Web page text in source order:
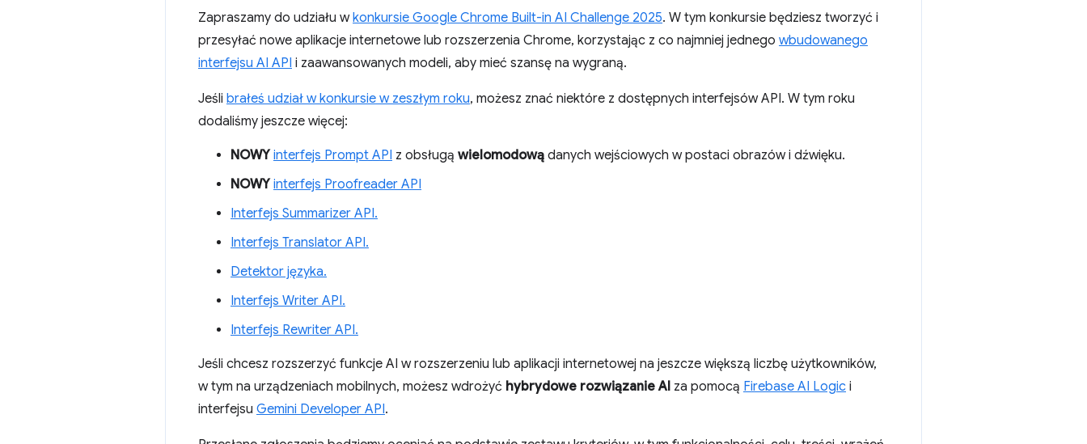
Zapraszamy do udziału wkonkursie Google Chrome Built-in AI Challenge 2025. W tym konkursie będziesz tworzyć i
przesyłać nowe aplikacje internetowe lub rozszerzenia Chrome, korzystając z co najmniej jednego wbudowanego
interfejsu AI API i zaawansowanych modeli, aby mieć szansę na wygraną.
Jeśli brałeś udział w konkursie w zeszłym roku, możesz znać niektóre z dostępnych interfejsów API. W tym roku
dodaliśmy jeszcze więcej:
NOWY interfejs Prompt API z obsługą wielomodową danych wejściowych w postaci obrazów i dźwięku.
NOWY interfejs Proofreader API
Interfejs Summarizer API.
Interfejs Translator API.
Detektor języka.
Interfejs Writer API.
Interfejs Rewriter API.
Jeśli chcesz rozszerzyć funkcje AI w rozszerzeniu lub aplikacji internetowej na jeszcze większą liczbę użytkowników,
w tym na urządzeniach mobilnych, możesz wdrożyć hybrydowe rozwiązanie AI za pomocą Firebase AI Logic i
interfejsu Gemini Developer API.